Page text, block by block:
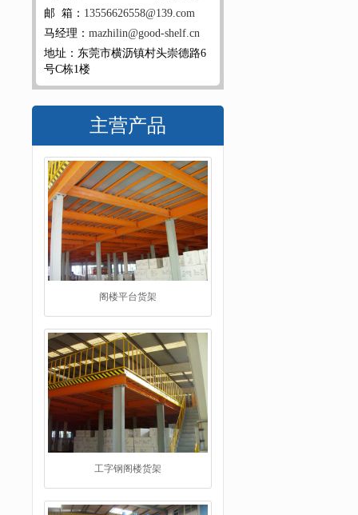
邮 箱： 13556626558@139.com
马经理： mazhilin@good-shelf.cn
地址：东莞市横沥镇村头崇德路6
号C栋1楼
主营产品
阁楼平台货架
工字钢阁楼货架